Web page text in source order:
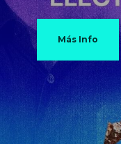
Más Info